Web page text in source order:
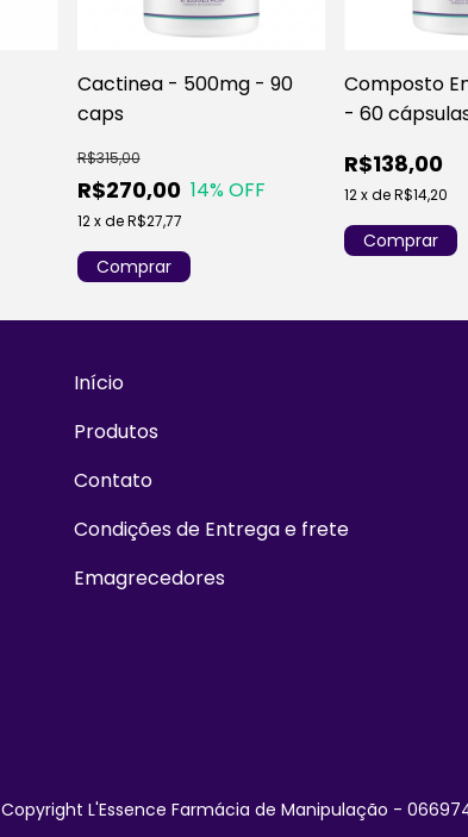
Cactinea - 500mg - 90
caps
R$270,00
R$315,00
14% OFF
12 xdeR$27,77
Composto
- 60
R$138,00
12xdeR$14,20
Início
Produtos
Contato
Condições de Entrega e frete
Emagrecedores
Copyright L'Essence Farmácia de Manipulação -